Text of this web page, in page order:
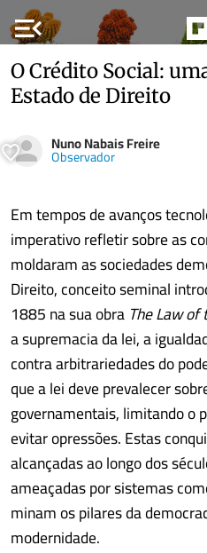
menu_open
O Crédito Social:
Estado de Direito
Nuno Nabais Freire
Observador
Em tempos de avanços
imperativo refletir sobre as
moldaram as sociedades
Direito, conceito seminal
1885 na sua obra The Law
a supremacia da lei, a
contra arbitrariedades do
que a lei deve prevalecer
governamentais, limitando o
evitar opressões. Estas
alcançadas ao longo dos
ameaçadas por sistemas
minam os pilares da
modernidade.